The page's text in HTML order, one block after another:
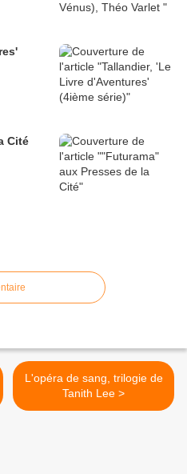
Cité
L'opéra de sang, trilogie de
Tanith Lee >